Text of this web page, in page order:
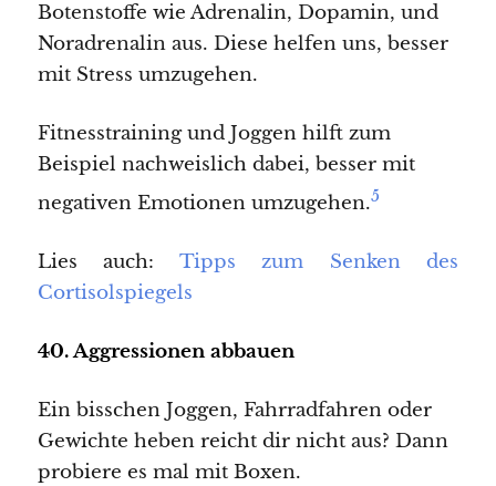
Botenstoffe wie Adrenalin, Dopamin, und
Noradrenalin aus. Diese helfen uns, besser
mit Stress umzugehen.
Fitnesstraining und Joggen hilft zum
Beispiel nachweislich dabei, besser mit
negativen Emotionen umzugehen.5
Lies auch: Tipps zum Senken des
Cortisolspiegels
40. Aggressionen abbauen
Ein bisschen Joggen, Fahrradfahren oder
Gewichte heben reicht dir nicht aus? Dann
probiere es mal mit Boxen.